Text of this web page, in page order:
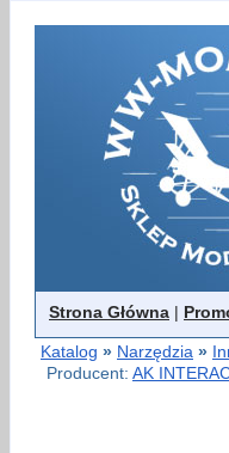
Strona Główna |
Katalog » Narzędzia »
Producent: AK